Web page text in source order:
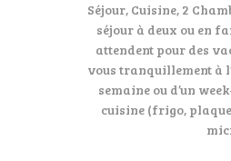
Séjour, Cuisine, 2
séjour à deux ou en
attendent pour des
vous tranquillement à
semaine ou d’un
cuisine (frigo,